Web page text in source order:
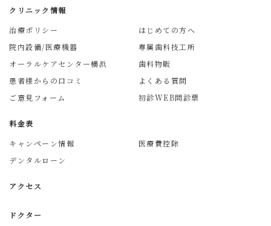
クリニック情報
治療ポリシー
はじめての方へ
院内設備/医療機器
専属歯科技工所
オーラルケアセンター横浜
歯科物販
患者様からの口コミ
よくある質問
ご意見フォーム
初診WEB問診票
料金表
キャンペーン情報
医療費控除
デンタルローン
アクセス
ドクター